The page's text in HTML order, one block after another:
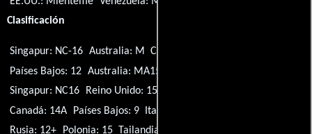
Clasificación
Singapur: NC-16 Australia: M Canadá: G
Países Bajos: 12 Australia: MA15+
Singapur: NC16
Reino Unido: 15
Canadá: 14A
Países Bajos: 9 Italia: T
Rusia: 12+
Polonia: 15 Tailandia: 18